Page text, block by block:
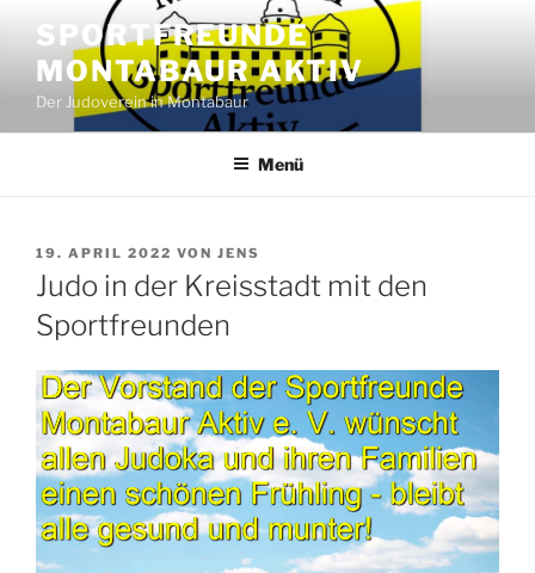
Inhalt
springen
SPORTFREUNDE
MONTABAUR AKTIV
Der Judoverein in Montabaur
Menü
VERÖFFENTLICHT
AM
19. APRIL 2022 VON JENS
Judo in der Kreisstadt mit den
Sportfreunden